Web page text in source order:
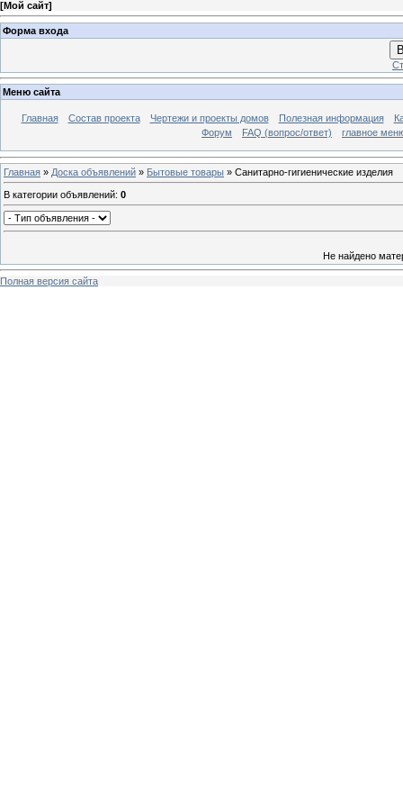
[Мой сайт]
Форма входа
Меню сайта
Главная Состав проекта Чертежи и проекты домов Полезная информация
Форум
FAQ (вопрос/ответ) главное
Главная » Доска объявлений » Бытовые товары » Санитарно-гигиенические изделия
В категории объявлений: 0
Не найдено
Полная версия сайта